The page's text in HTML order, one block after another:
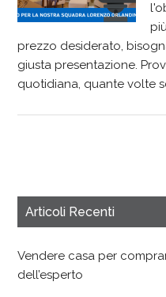
prezzo desiderato,
giusta presentazione.
quotidiana, quante volte
Articoli Recenti
Vendere casa per
dell’esperto